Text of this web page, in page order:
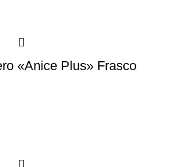
«Anice Plus» Frasco